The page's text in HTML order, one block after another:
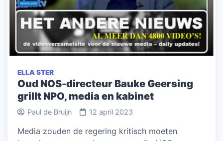
ELLA STER
Oud NOS-directeur Bauke Geersing
grillt NPO, media en kabinet
Paul de Bruijn 12 april 2023
Media zouden de regering kritisch moeten